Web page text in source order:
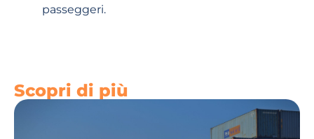
passeggeri.
Scopri di più